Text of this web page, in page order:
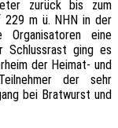
zurück bis zum
229 m ü. NHN in der
eine
Schlussrast ging es
der Heimat- und
der sehr
bei Bratwurst und